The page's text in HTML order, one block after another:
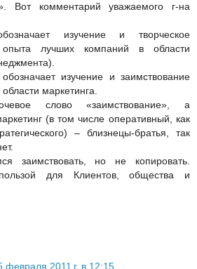
Вот комментарий уважаемого г-на
изучение и творческое
опыта лучших компаний в области
изучение и заимствование
маркетинга.
слово «заимствование», а
(в том числе оперативный, как
– близнецы-братья, так
заимствовать, но не копировать.
для Клиентов, общества и
февраля 2011 г. в 12:15